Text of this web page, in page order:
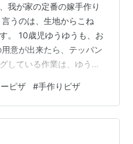
我が家の定番の嫁手作り
うのは、生地からこね
。 10歳児ゆうゆうも、お
意が出来たら、テッパン
している作業は、ゆうゆ
ピザは家で焼き物で、四
した。 最近になって、ど
デリバリーのバイクで配
かって来ました。 家で東
ピザ #手作りピザ